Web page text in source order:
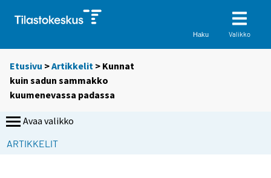
Haku Valikko
Etusivu >Artikkelit > Kunnat
kuin sadun sammakko
kuumenevassa padassa
Avaa valikko
ARTIKKELIT